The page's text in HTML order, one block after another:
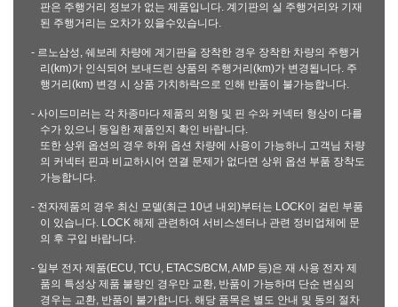
판은 주행거리 정보가 없는 제품입니다. 계기판의 실 주행거리와 기재
된 주행거리는 오차가 있을수있습니다.
- 르노삼성, 쉐보레 차량에 계기판을 장착한 경우 장착한 차량의 주행거
리(km)가 인식되어 보내드린 상품의 주행거리(km)가 변경됩니다. 주
행거리(km) 변경 시 상품 가치하락으로 인해 반품이 불가능합니다.
- 사이드미러는 각 차종마다 제품의 외형 및 핀 수와 커넥터 형상이 다를
수가 있으니 동일한 제품인지 확인 바랍니다.
또한 상위 옵션의 경우 하위 옵션 차량에 사용이 가능하니 고객님 차량
의 커넥터 핀과 비교하시어 연결 문제가 없다면 상위 옵션 부품 장착도
가능합니다.
- 전자제품의 경우 최신 모델(최근 10년 내외)부터는 LOCK이 걸린 부품
이 있습니다. LOCK 해제 관련하여 서비스센터나 관련 정비업체에 문
의 후 구입 바랍니다.
- 일부 전자 제품(ECU, TCU, ETACS/BCM, AMP 등)은 재 사용 전자 제
품의 특성상 제품 불량인 경우만 교환, 반품이 가능하며 단순 변심의
경우는 교환, 반품이 불가합니다. 해당 품목은 별도 안내 및 동의 절차